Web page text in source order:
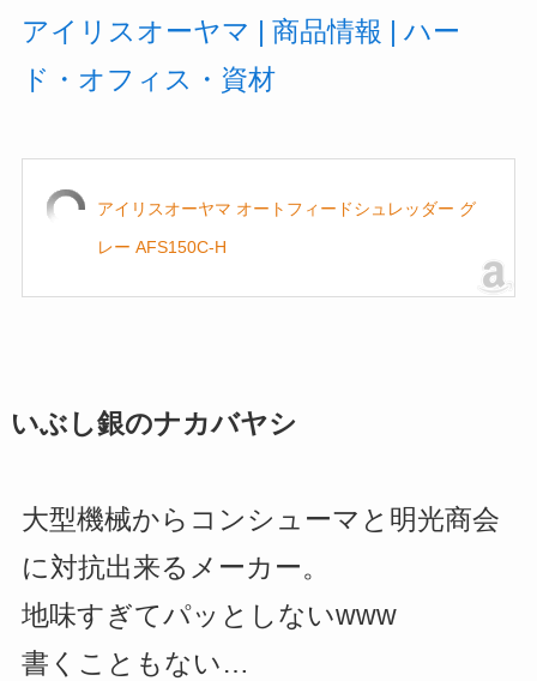
アイリスオーヤマ | 商品情報 | ハー
ド・オフィス・資材
アイリスオーヤマ オートフィードシュレッダー グ
レー AFS150C-H
いぶし銀のナカバヤシ
大型機械からコンシューマと明光商会
に対抗出来るメーカー。
地味すぎてパッとしないwww
書くこともない…